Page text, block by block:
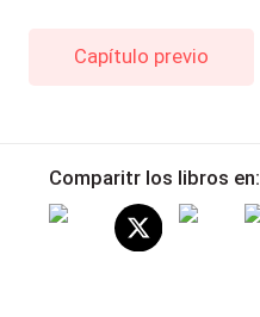
Capítulo previo
Comparitr los libros en: